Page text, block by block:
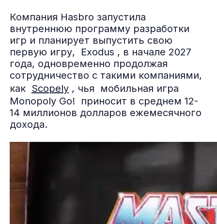
Компания Hasbro запустила
внутреннюю программу разработки
игр и планирует выпустить свою
первую игру, Exodus , в начале 2027
года, одновременно продолжая
сотрудничество с такими компаниями,
как Scopely , чья мобильная игра
Monopoly Go! приносит в среднем 12-
14 миллионов долларов ежемесячного
дохода.